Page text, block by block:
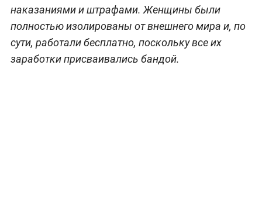
наказаниями и штрафами. Женщины были
полностью изолированы от внешнего мира и, по
сути, работали бесплатно, поскольку все их
заработки присваивались бандой.